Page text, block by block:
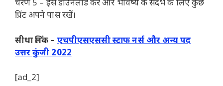
चरण 5 – इसे डाउनलोड करें और भविष्य के संदर्भ के लिए कुछ
प्रिंट अपने पास रखें।
सीधा लिंक – एचपीएसएससी स्टाफ नर्स और अन्य पद
उत्तर कुंजी 2022
[ad_2]